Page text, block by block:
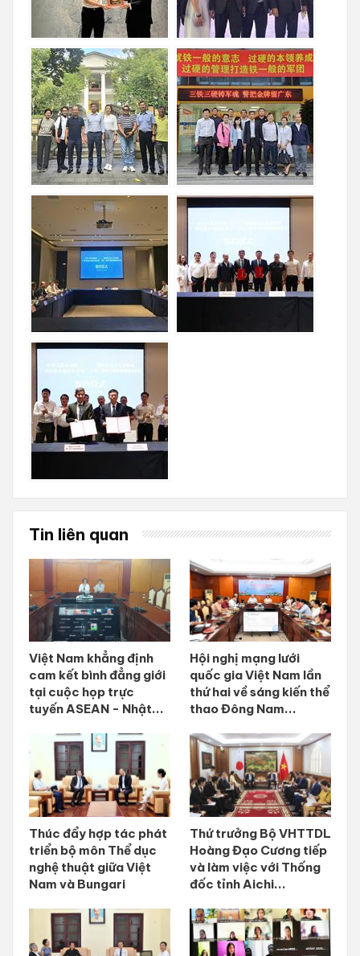
Tin liên quan
Việt Nam khẳng định
cam kết bình đẳng giới
tại cuộc họp trực
tuyến ASEAN - Nhật...
Hội nghị mạng lưới
quốc gia Việt Nam lần
thứ hai về sáng kiến thể
thao Đông Nam...
Thúc đẩy hợp tác phát
triển bộ môn Thể dục
nghệ thuật giữa Việt
Nam và Bungari
Thứ trưởng Bộ VHTTDL
Hoàng Đạo Cương tiếp
và làm việc với Thống
đốc tỉnh Aichi...